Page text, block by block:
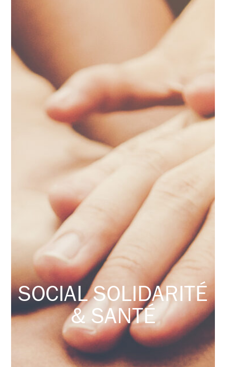
SOCIAL SOLIDARITÉ
& SANTÉ